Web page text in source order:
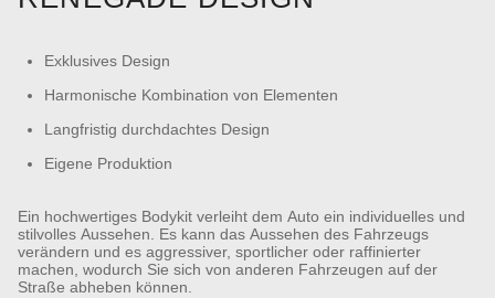
Exklusives Design
Harmonische Kombination von Elementen
Langfristig durchdachtes Design
Eigene Produktion
Ein hochwertiges Bodykit verleiht dem Auto ein individuelles und
stilvolles Aussehen. Es kann das Aussehen des Fahrzeugs
verändern und es aggressiver, sportlicher oder raffinierter
machen, wodurch Sie sich von anderen Fahrzeugen auf der
Straße abheben können.